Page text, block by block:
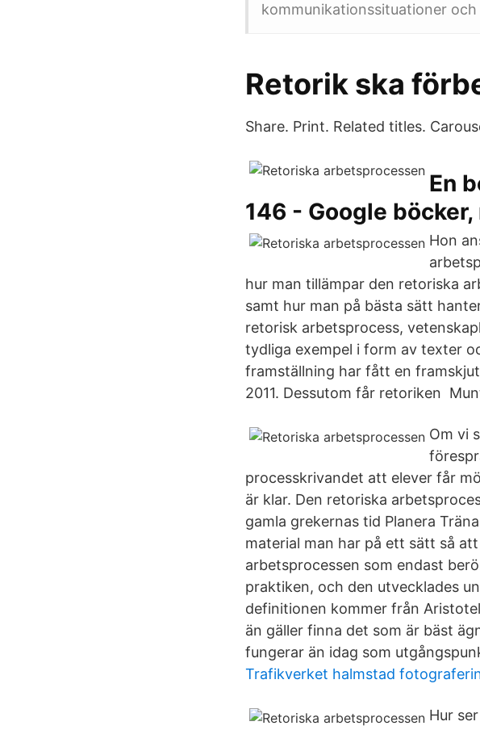
kommunikationssituationer
Retorik ska
Share. Print. Related titles.
En
146 - Google
Hon
hur man tillämpar den retoriska
samt hur man på bästa sätt
retorisk arbetsprocess,
tydliga exempel i form av texter
framställning har fått en
2011. Dessutom får retoriken
Om vi
processkrivandet att elever får
är klar. Den retoriska
gamla grekernas tid Planera
material man har på ett sätt så
arbetsprocessen som endast
praktiken, och den utvecklades
definitionen kommer från
än gäller finna det som är bäst
fungerar än idag som
Trafikverket halmstad
Hur